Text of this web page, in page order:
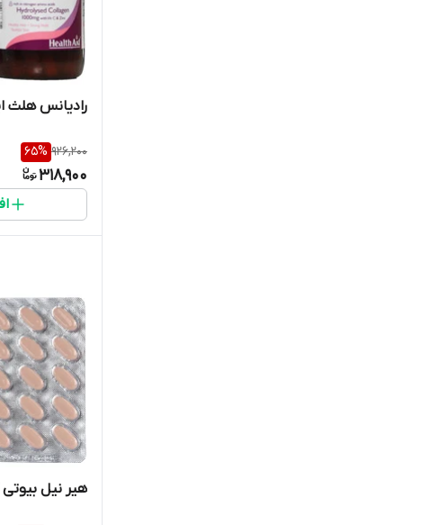
رادیانس هلث
926,200
65%
318,900
هیر نیل بیوتی